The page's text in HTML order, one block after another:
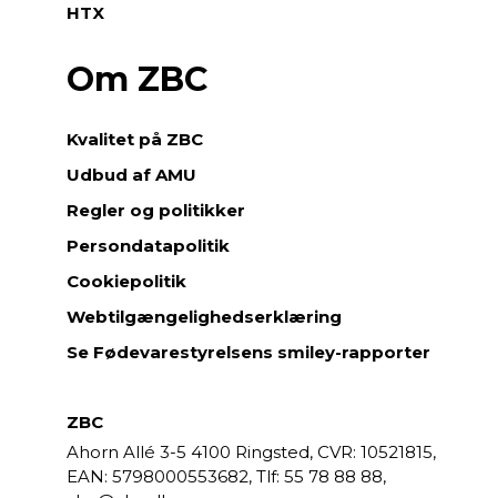
HTX
Om ZBC
Kvalitet på ZBC
Udbud af AMU
Regler og politikker
Persondatapolitik
Cookiepolitik
Webtilgængelighedserklæring
Se Fødevarestyrelsens smiley-rapporter
ZBC
Ahorn Allé 3-5 4100 Ringsted, CVR: 10521815,
EAN: 5798000553682,
55 78 88 88,